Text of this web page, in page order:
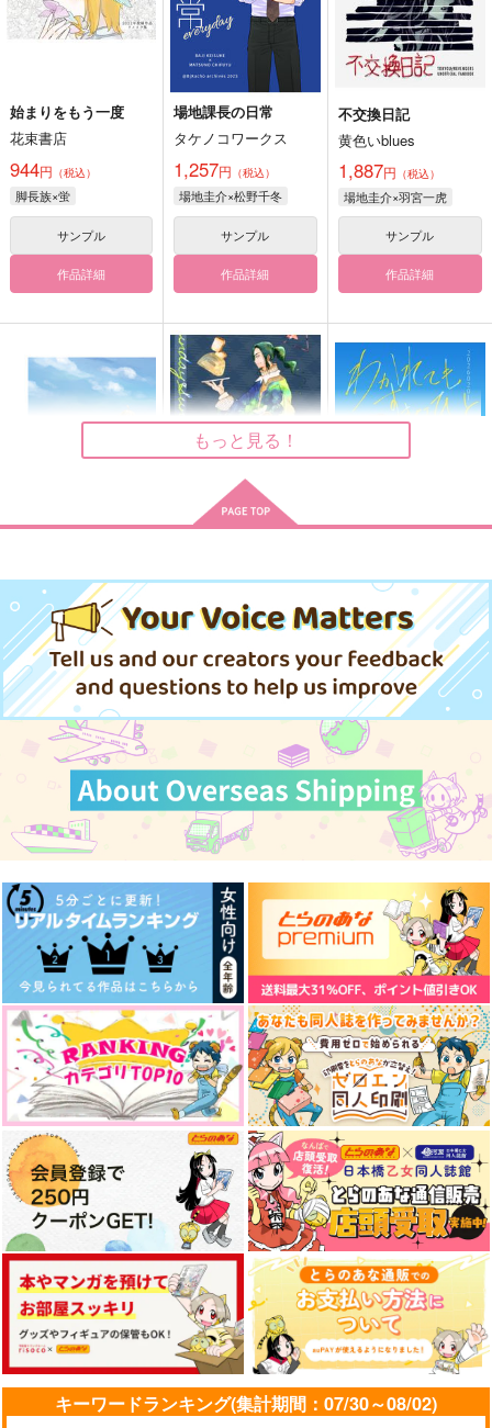
始まりをもう一度
花束書店
944円 （税込）
脚長族×蛍
サンプル
作品詳細
場地課長の日常
タケノコワークス
1,257円 （税込）
場地圭介×松野千冬
サンプル
作品詳細
不交換日記
黄色いblues
1,887円 （税込）
場地圭介×羽宮一虎
サンプル
作品詳細
死人に梔子
787円（税込）
場地圭介×松野千冬
サンプル
作品詳細
787円（税込）
場地圭介×松野千冬
サンプル
Ripple
865円（税込）
場地圭介×松野千冬
サンプル
卒業エトセトラ
はちみつもなか
770円（税込）
場地圭介×松野千冬
サンプル
作品詳細
白雪姫 THE AFTER
Mimosa
715円（税込）
場地圭介×松野千冬
サンプル
作品詳細
心心相印
Gottani
710円（税込）
場地圭介×松野千冬
サンプル
作品詳細
もっと見る！
キーワードランキング(集計期間：07/30～08/02)